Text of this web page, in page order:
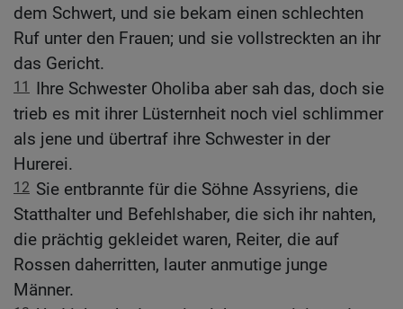
dem Schwert, und sie bekam einen schlechten
Ruf unter den Frauen; und sie vollstreckten an ihr
das Gericht.
11
Ihre Schwester Oholiba aber sah das, doch sie
trieb es mit ihrer Lüsternheit noch viel schlimmer
als jene und übertraf ihre Schwester in der
Hurerei.
12 Sie entbrannte für die Söhne Assyriens, die
Statthalter und Befehlshaber, die sich ihr nahten,
die prächtig gekleidet waren, Reiter, die auf
Rossen daherritten, lauter anmutige junge
Männer.